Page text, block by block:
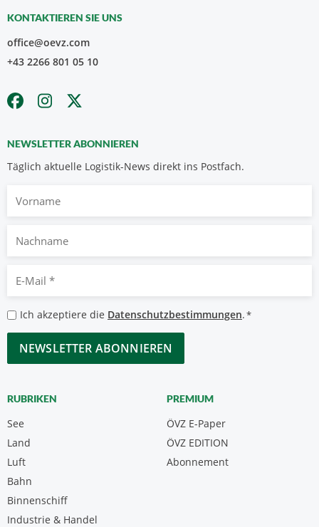
KONTAKTIEREN SIE UNS
office@oevz.com
+43 2266 801 05 10
NEWSLETTER ABONNIEREN
Täglich aktuelle Logistik-News direkt ins Postfach.
Nachname
Mail
*
Datenschutzbestimmungen
*
Ich akzeptiere die Datenschutzbestimmungen.*
CAPTCHA
RUBRIKEN
See
Land
Luft
Bahn
Binnenschiff
Industrie & Handel
PREMIUM
ÖVZ E-Paper
Abonnement
ÖVZ EDITION